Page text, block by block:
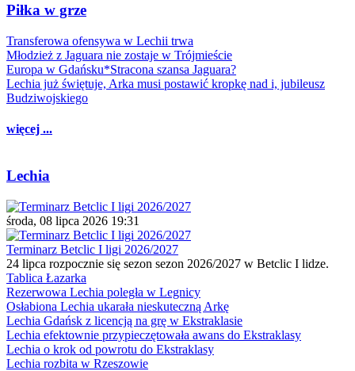
Piłka w grze
Transferowa ofensywa w Lechii trwa
Młodzież z Jaguara nie zostaje w Trójmieście
Europa w Gdańsku*Stracona szansa Jaguara?
Lechia już świętuje, Arka musi postawić kropkę nad i, jubileusz
Budziwojskiego
więcej ...
Lechia
środa, 08 lipca 2026 19:31
Terminarz Betclic I ligi 2026/2027
24 lipca rozpocznie się sezon sezon 2026/2027 w Betclic I lidze.
Tablica Łazarka
Rezerwowa Lechia poległa w Legnicy
Osłabiona Lechia ukarała nieskuteczną Arkę
Lechia Gdańsk z licencją na grę w Ekstraklasie
Lechia efektownie przypieczętowała awans do Ekstraklasy
Lechia o krok od powrotu do Ekstraklasy
Lechia rozbita w Rzeszowie